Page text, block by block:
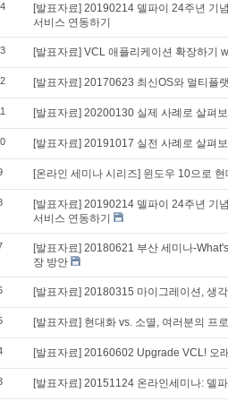
[발표자료] 20190214 델파이 24주년 기
서비스 연동하기
[발표자료] VCL 애플리케이션 확장하기
[발표자료] 20170623 최신OS와 멀티플
[발표자료] 20200130 실제 사례로 살펴
[발표자료] 20191017 실전 사례로 살펴
[온라인 세미나 시리즈] 윈도우 10으로
[발표자료] 20190214 델파이 24주년 기
서비스 연동하기
[발표자료] 20180621 부산 세미나-
장 방안
[발표자료] 20180315 마이그레이션, 생
[발표자료] 현대화 vs. 소멸, 여러분의 프
[발표자료] 20160602 Upgrade VCL! 오
[발표자료] 20151124 온라인세미나: 델